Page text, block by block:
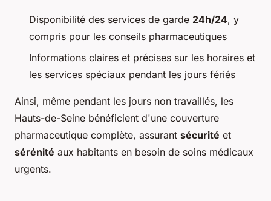
Disponibilité des services de garde 24h/24, y
compris pour les conseils pharmaceutiques
Informations claires et précises sur les horaires et
les services spéciaux pendant les jours fériés
Ainsi, même pendant les jours non travaillés, les
Hauts-de-Seine bénéficient d'une couverture
pharmaceutique complète, assurant sécurité et
sérénité aux habitants en besoin de soins médicaux
urgents.